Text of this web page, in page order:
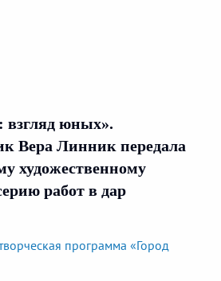
взгляд юных».
Вера Линник передала
художественному
работ в дар